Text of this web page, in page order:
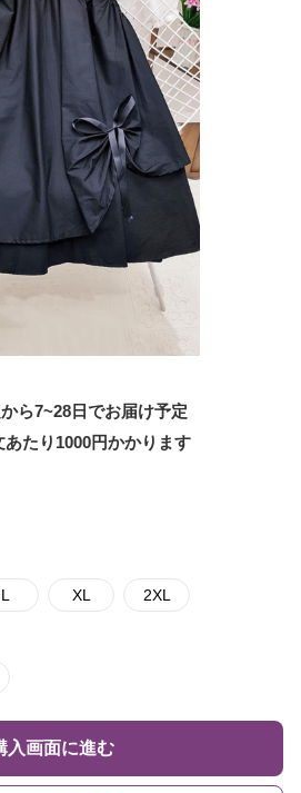
ら7~28日でお届け予定
たり 1000円かかります
L XL 2XL
入画面に進む